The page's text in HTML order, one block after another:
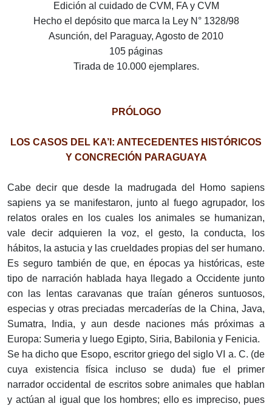
Edición al cuidado de CVM, FA y CVM
Hecho el depósito que marca la Ley N° 1328/98
Asunción, del Paraguay, Agosto de 2010
105 páginas
Tirada de 10.000 ejemplares.
PRÓLOGO
LOS CASOS DEL KA’I: ANTECEDENTES HISTÓRICOS
Y CONCRECIÓN PARAGUAYA
Cabe decir que desde la madrugada del Homo sapiens
sapiens ya se manifestaron, junto al fuego agrupador, los
relatos orales en los cuales los animales se humanizan,
vale decir adquieren la voz, el gesto, la conducta, los
hábitos, la astucia y las crueldades propias del ser humano.
Es seguro también de que, en épocas ya históricas, este
tipo de narración hablada haya llegado a Occidente junto
con las lentas caravanas que traían géneros suntuosos,
especias y otras preciadas mercaderías de la China, Java,
Sumatra, India, y aun desde naciones más próximas a
Europa: Sumeria y luego Egipto, Siria, Babilonia y Fenicia.
Se ha dicho que Esopo, escritor griego del siglo VI a. C. (de
cuya existencia física incluso se duda) fue el primer
narrador occidental de escritos sobre animales que hablan
y actúan al igual que los hombres; ello es impreciso, pues